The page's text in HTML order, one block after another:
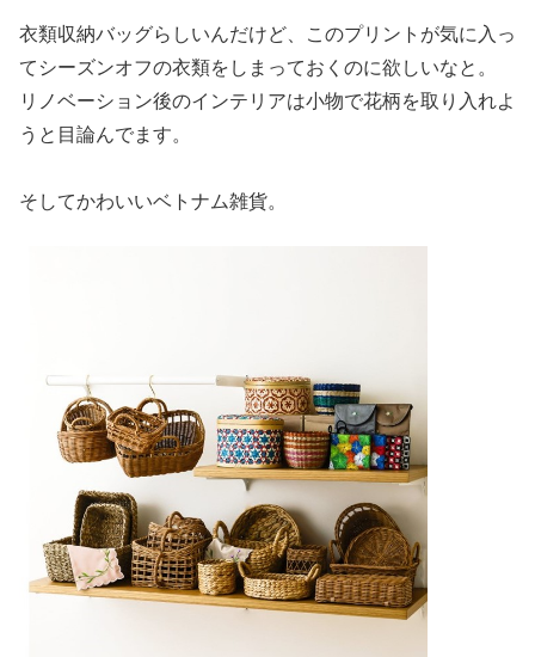
衣類収納バッグらしいんだけど、このプリントが気に入っ
てシーズンオフの衣類をしまっておくのに欲しいなと。
リノベーション後のインテリアは小物で花柄を取り入れよ
うと目論んでます。
そしてかわいいベトナム雑貨。